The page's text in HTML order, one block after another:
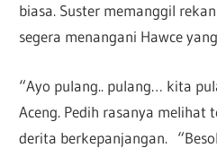
biasa. Suster memanggil
segera menangani Hawce
“Ayo pulang.. pulang… kita
Aceng. Pedih rasanya melihat
derita berkepanjangan.